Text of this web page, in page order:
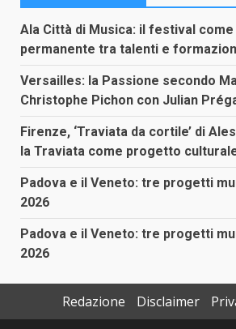
Ala Città di Musica: il festival
permanente tra talenti e
Versailles: la Passione secondo
Christophe Pichon con Julian
Firenze, ‘Traviata da cortile’ di
la Traviata come progetto
Padova e il Veneto: tre progetti
2026
Padova e il Veneto: tre progetti
2026
Redazione Disclaimer